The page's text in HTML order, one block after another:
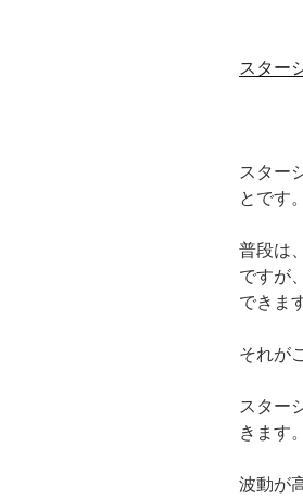
スター
スター
とです
普段は
ですが
できま
それが
スター
きます。
波動が